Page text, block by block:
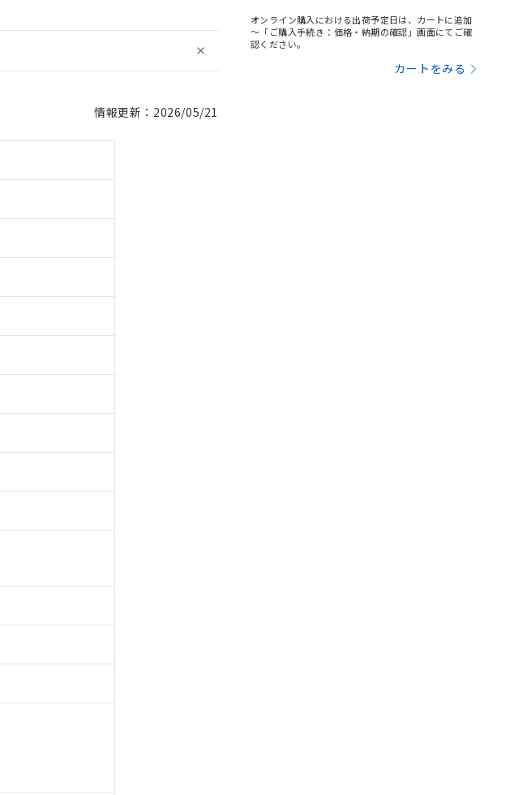
情報更新：2026/05/21
オンライン購入における出荷予定日は、カートに追加
～「ご購入手続き：価格・納期の確認」画面にてご確
認ください。
カートをみる
切り替える予定のある商品です。
品で、対応品を出す予定はありません。
調査中または確認中の商品です。
ない商品です。
判明した場合などやむを得ず変更すること